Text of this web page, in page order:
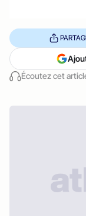
Écoutez cet